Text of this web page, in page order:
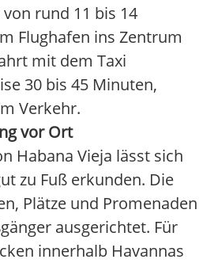
rund 11 bis 14
Flughafen ins Zentrum
mit dem Taxi
30 bis 45 Minuten,
Verkehr.
vor Ort
Habana Vieja lässt sich
zu Fuß erkunden. Die
Plätze und Promenaden
ausgerichtet. Für
innerhalb Havannas